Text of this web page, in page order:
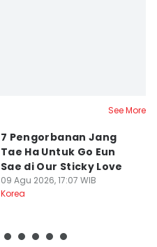
See More
7 Pengorbanan Jang
Tae Ha Untuk Go Eun
Sae di Our Sticky Love
09 Agu 2026, 17:07 WIB
Korea